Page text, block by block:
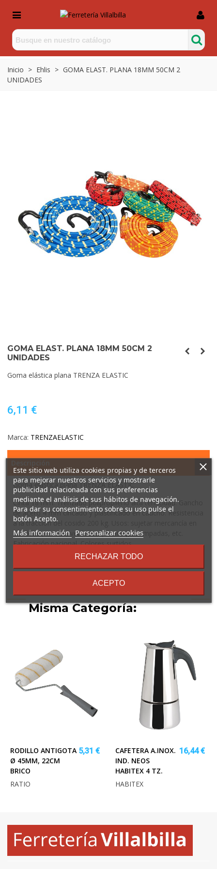
Inicio > Ehlis > GOMA ELAST. PLANA 18MM 50CM 2
UNIDADES
GOMA ELAST. PLANA 18MM 50CM 2
UNIDADES
Goma elástica plana TRENZA ELASTIC
6,11 €
Marca: TRENZAELASTIC
Goma elástica plana TRENZA ELASTIC
Cinta 18 mm. Trenzado polipropileno alta tenacidad. Gancho
de acero 4 mm cincado y plastificado en caucho. Resistencia
a la tracción del cosido 200 kg. Usos: sujetar mercancía en
bicicletas, motos, vehículos (interior), acampadas, etc.
Fabricación nacional. Colores surtidos.
16 Otros Productos En La
Misma Categoría:
RODILLO ANTIGOTA
Ø 45MM, 22CM
BRICO
5,31 €
RATIO
CAFETERA A.INOX.
IND. NEOS
HABITEX 4 TZ.
16,44 €
HABITEX
Este sitio web utiliza cookies propias y de terceros
para mejorar nuestros servicios y mostrarle
publicidad relacionada con sus preferencias
mediante el análisis de sus hábitos de navegación.
Para dar su consentimiento sobre su uso pulse el
botón Acepto.
Más información
sobre
términos
condiciones
Personalizar cookies
RECHAZAR TODO
ACEPTO